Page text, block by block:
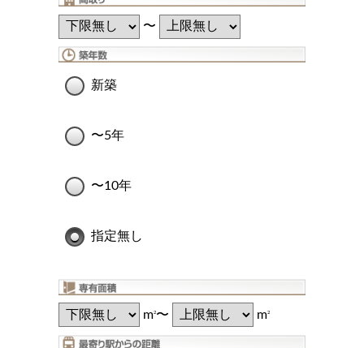
〜
新築
〜5年
〜10年
指定無し
m2〜 m2